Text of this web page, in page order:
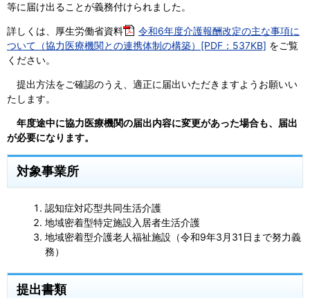
等に届け出ることが義務付けられました。
詳しくは、厚生労働省資料
令和6年度介護報酬改定の主な事項に
ついて（協力医療機関との連携体制の構築）[PDF：537KB] をご覧
ください。
提出方法をご確認のうえ、適正に届出いただきますようお願いい
たします。
年度途中に協力医療機関の届出内容に変更があった場合も、届出
が必要になります。
対象事業所
認知症対応型共同生活介護
地域密着型特定施設入居者生活介護
地域密着型介護老人福祉施設（令和9年3月31日まで努力義
務）
提出書類